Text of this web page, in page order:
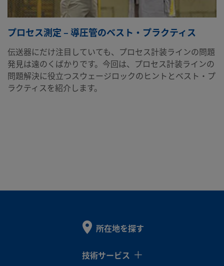
プロセス測定 – 導圧管のベスト・プラクティス
伝送器にだけ注目していても、プロセス計装ラインの問題
発見は遠のくばかりです。今回は、プロセス計装ラインの
問題解決に役立つスウェージロックのヒントとベスト・プ
ラクティスを紹介します。
所在地を探す
技術サービス